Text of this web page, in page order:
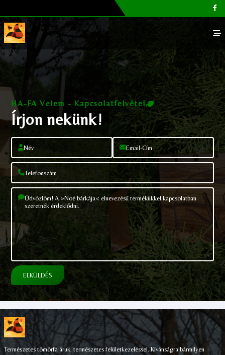
Főoldal
Megvásárolható termékek
Kapcsolat
HA-FA Velem - Kapcsolatfelvétel
Írjon nekünk!
ELKÜLDÉS
Természetes tömörfa áruk, természetes felületkezeléssel. Kívánságra bármilyen